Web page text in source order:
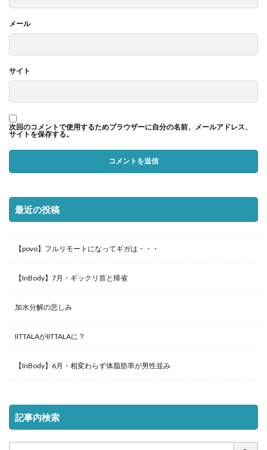
メール
サイト
次回のコメントで使用するためブラウザーに自分の名前、メールアドレス、
サイトを保存する。
最近の投稿
【povo】フルリモートになってギガは・・・
【InBody】7月・ギックリ首と帰省
加水分解の悲しみ
IITTALAがIITTALAに？
【InBody】6月・相変わらず体脂肪率が男性並み
記事内検索